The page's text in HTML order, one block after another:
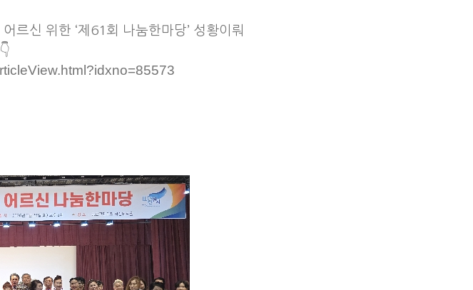
르신 위한 ‘제61회 나눔한마당’ 성황이뤄